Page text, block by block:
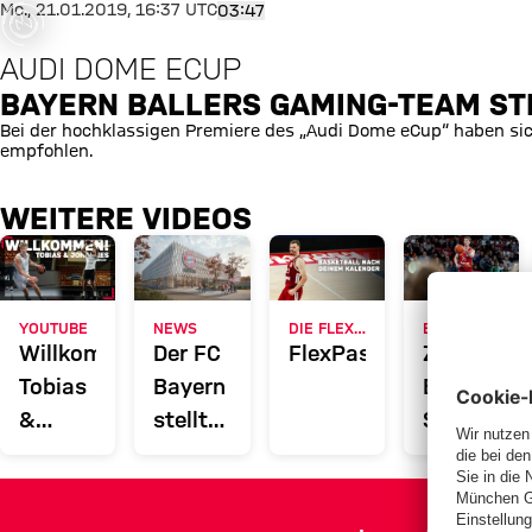
Bayern Ballers Gaming-Team
ist
occurred,
try again
later.
Mo., 21.01.2019, 16:37 UTC03:47
AUDI DOME ECUP
BAYERN BALLERS GAMING-TEAM
Bei der hochklassigen Premiere des „Audi Dome eCup“ haben
empfohlen.
WEITERE VIDEOS
YOUTUBE
Willkommen
Tobias
&
NEWS
Der FC
Bayern
stellt
für ein
DIE FLEXIBLE ALTERNATIVE ZUR DAUERKARTE
FlexPass
Zum
BBL-
Start
zwei
Topspiele
gegen